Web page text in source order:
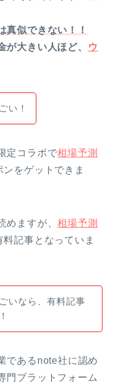
真似できない！！
大きい人ほど、
ウ
い！
定コラボで相場予測
をゲットできま
めますが、相場予測
料記事となっていま
いなら、有料記事
であるnote社に認め
門プラットフォーム